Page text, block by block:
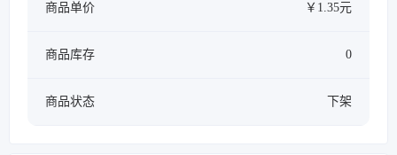
商品单价 ￥1.35元
商品库存 0
商品状态 下架